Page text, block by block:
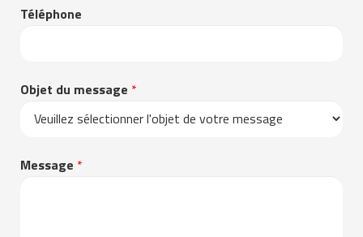
Téléphone
Objet du message *
Message *